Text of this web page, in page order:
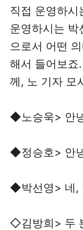
직접 운영하시
운영하시는 박
으로서 어떤
해서 들어보죠
께, 노 기자 모
◆노승욱> 안
◆정승호> 안
◆박선영> 네,
◇김방희> 두